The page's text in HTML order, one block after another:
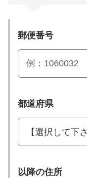
郵便番号
都道府県
以降の住所